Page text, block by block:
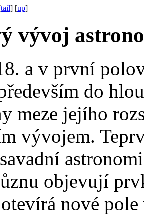
tail] [up]
vývoj
a v první
do
meze jejího
vývojem.
objevují
nové